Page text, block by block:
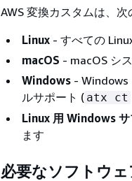
AWS 変換カスタムは、
Linux - すべての
macOS - macOS シ
Windows - Windows
ルサポート ( atx ct
Linux 用 Windows
ます
必要なソフトウェ